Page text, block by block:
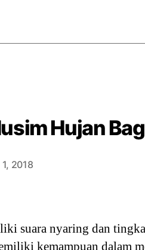
Hujan
2018
suara nyaring dan
kemampuan dalam